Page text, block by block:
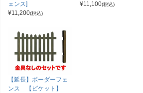
ェンス]
¥11,200(税込)
¥11,100(税込)
【延長】ボーダーフェ
ンス 【ピケット】